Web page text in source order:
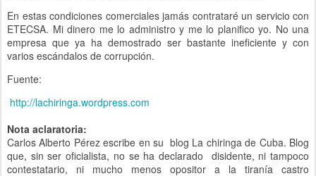
En estas condiciones comerciales jamás contrataré un servicio con
ETECSA. Mi dinero me lo administro y me lo planifico yo. No una
empresa que ya ha demostrado ser bastante ineficiente y con
varios escándalos de corrupción.
Fuente:
http://lachiringa.wordpress.com
Nota aclaratoria:
Carlos Alberto Pérez escribe en su blog La chiringa de Cuba. Blog
que, sin ser oficialista, no se ha declarado disidente, ni tampoco
contestatario, ni mucho menos opositor a la tiranía castro